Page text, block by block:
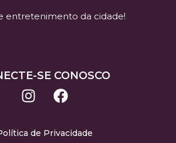
entretenimento da cidade!
SE CONOSCO
de Privacidade